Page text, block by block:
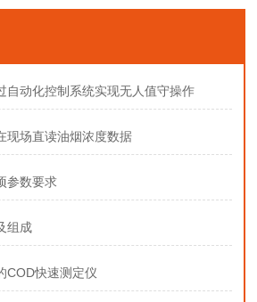
自动化控制系统实现无人值守操作
现场直读油烟浓度数据
参数要求
组成
COD快速测定仪